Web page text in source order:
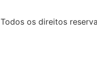
Todos os direitos